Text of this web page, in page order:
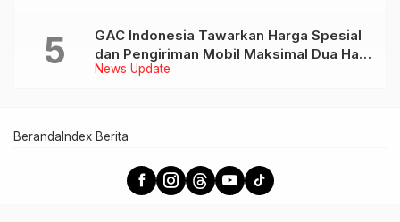
News Update
GAC Indonesia Tawarkan Harga Spesial
dan Pengiriman Mobil Maksimal Dua Hari
di GIIAS 2026
Beranda Index Berita